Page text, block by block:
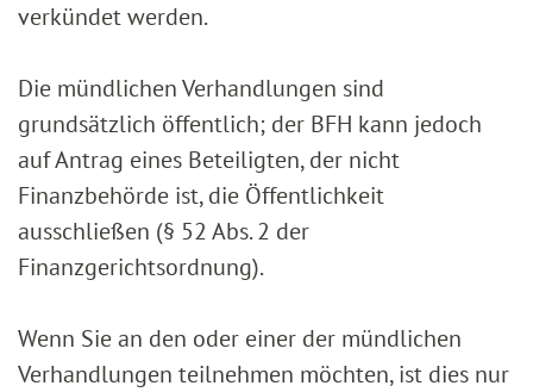
verkündet werden.
Die mündlichen Verhandlungen sind
grundsätzlich öffentlich; der BFH kann jedoch
auf Antrag eines Beteiligten, der nicht
Finanzbehörde ist, die Öffentlichkeit
ausschließen (§ 52 Abs. 2 der
Finanzgerichtsordnung).
Wenn Sie an den oder einer der mündlichen
Verhandlungen teilnehmen möchten, ist dies nur